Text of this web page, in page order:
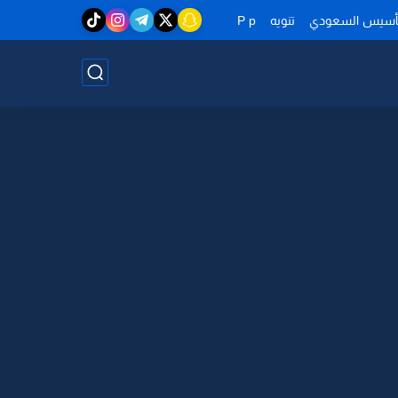
السعودي تنويه P p